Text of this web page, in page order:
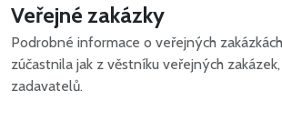
Veřejné zakázky
Podrobné informace o veřejných
zúčastnila jak z věstníku veřejných
zadavatelů.